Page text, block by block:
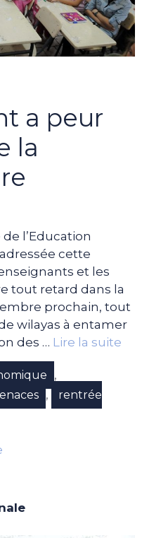
a peur
la
l’Education
cette
et les
tout retard dans la
prochain, tout
wilayas à entamer
des … Lire la suite
,
,
rentrée